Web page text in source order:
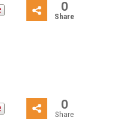
0
Share
0
Share